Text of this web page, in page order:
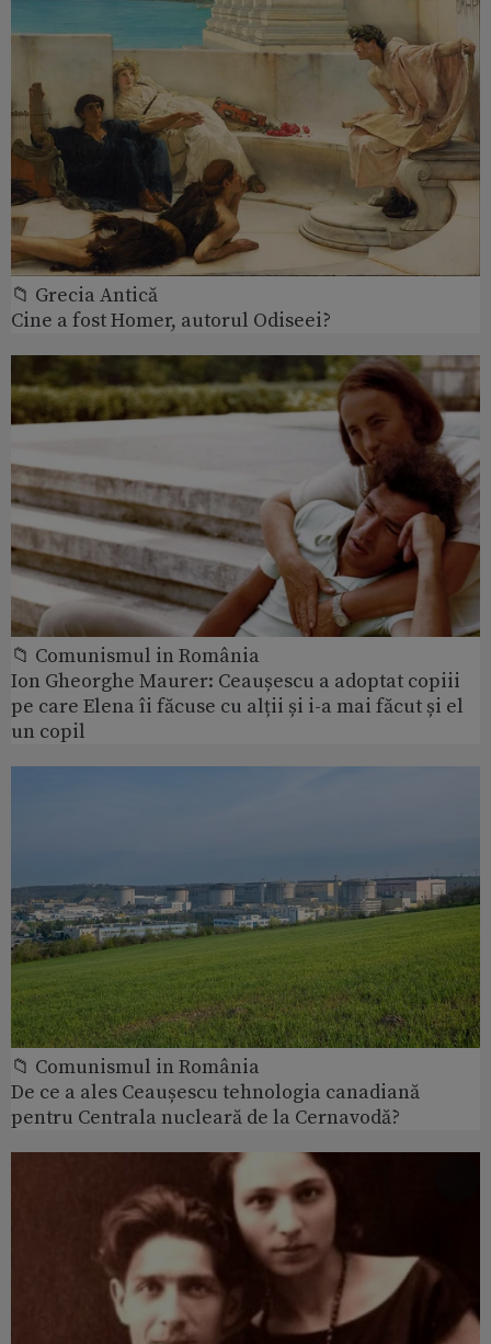
📁 Grecia Antică
Cine a fost Homer, autorul Odiseei?
📁 Comunismul in România
Ion Gheorghe Maurer: Ceaușescu a adoptat copiii
pe care Elena îi făcuse cu alții și i-a mai făcut și el
un copil
📁 Comunismul in România
De ce a ales Ceaușescu tehnologia canadiană
pentru Centrala nucleară de la Cernavodă?